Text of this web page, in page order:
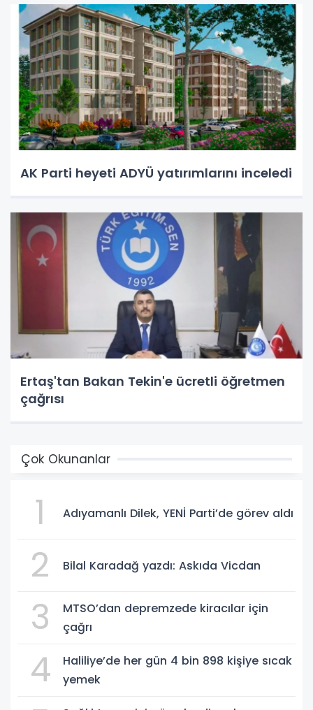
AK Parti heyeti ADYÜ yatırımlarını inceledi
Ertaş'tan Bakan Tekin'e ücretli öğretmen
çağrısı
Çok Okunanlar
1 Adıyamanlı Dilek, YENİ Parti’de görev aldı
2 Bilal Karadağ yazdı: Askıda Vicdan
3
MTSO’dan depremzede kiracılar için
çağrı
4
Haliliye’de her gün 4 bin 898 kişiye sıcak
yemek